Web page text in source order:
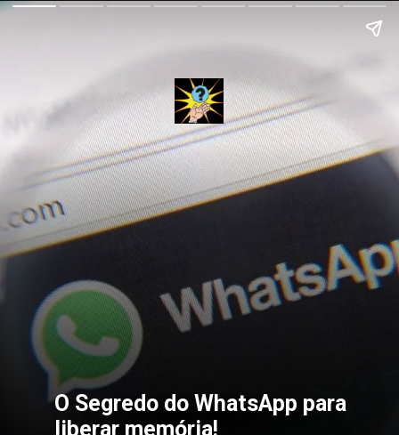
O Segredo do WhatsApp para